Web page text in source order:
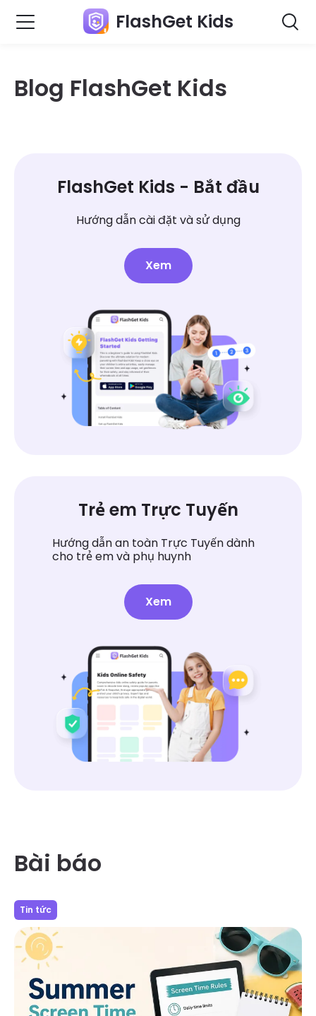
FlashGet Kids
Blog FlashGet Kids
FlashGet Kids - Bắt đầu
Hướng dẫn cài đặt và sử dụng
Xem
Trẻ em Trực Tuyến
Hướng dẫn an toàn Trực Tuyến dành
cho trẻ em và phụ huynh
Xem
Bài báo
Tin tức